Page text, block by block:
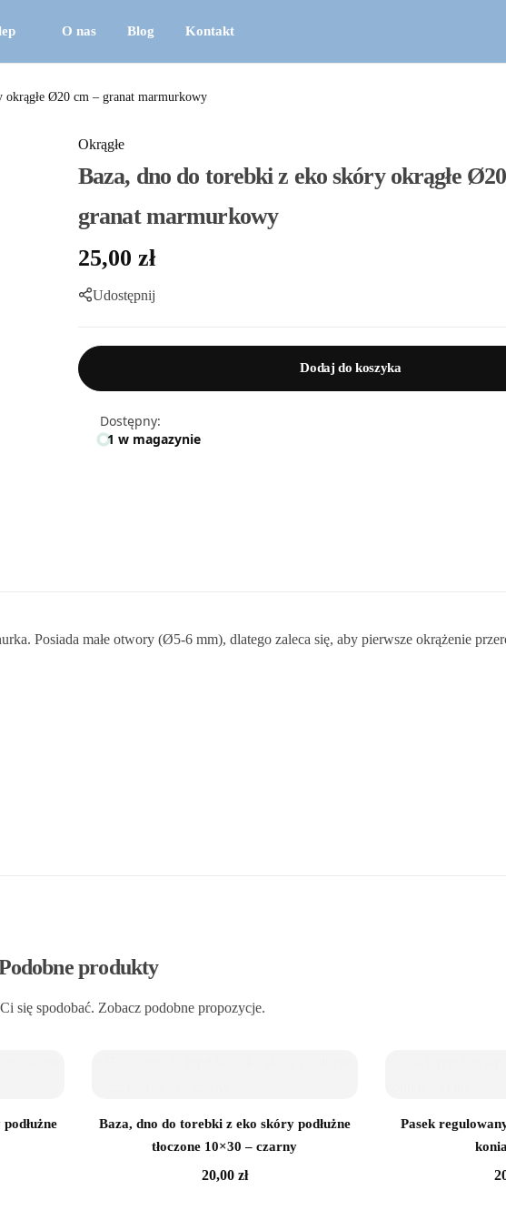
O nas Blog Kontakt
okrągłe Ø20 cm – granat marmurkowy
Okrągłe
Baza, dno do torebki z eko skóry okrągłe
granat marmurkowy
25,00 zł
Udostępnij
Dodaj do koszyka
Dostępny:
1 w magazynie
Posiada małe otwory (Ø5-6 mm), dlatego zaleca się, aby pierwsze okrążenie
produkty
się spodobać. Zobacz podobne propozycje.
Baza, dno do torebki z eko skóry podłużne
tłoczone 10×30 – czarny
20,00 zł
Pasek